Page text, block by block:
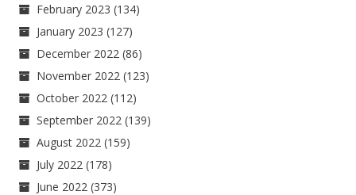
February 2023 (134)
January 2023 (127)
December 2022 (86)
November 2022 (123)
October 2022 (112)
September 2022 (139)
August 2022 (159)
July 2022 (178)
June 2022 (373)